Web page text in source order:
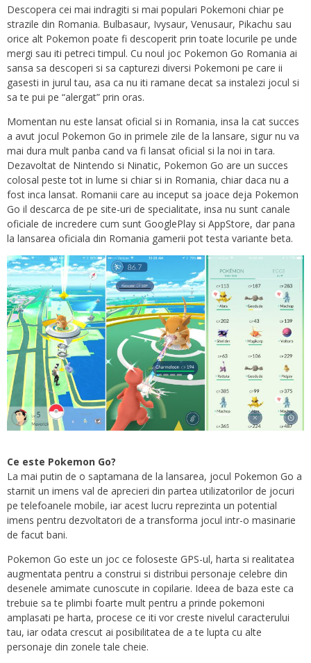
Descopera cei mai indragiti si mai populari Pokemoni chiar pe
strazile din Romania. Bulbasaur, Ivysaur, Venusaur, Pikachu sau
orice alt Pokemon poate fi descoperit prin toate locurile pe unde
mergi sau iti petreci timpul. Cu noul joc Pokemon Go Romania ai
sansa sa descoperi si sa capturezi diversi Pokemoni pe care ii
gasesti in jurul tau, asa ca nu iti ramane decat sa instalezi jocul si
sa te pui pe “alergat” prin oras.
Momentan nu este lansat oficial si in Romania, insa la cat succes
a avut jocul Pokemon Go in primele zile de la lansare, sigur nu va
mai dura mult panba cand va fi lansat oficial si la noi in tara.
Dezavoltat de Nintendo si Ninatic, Pokemon Go are un succes
colosal peste tot in lume si chiar si in Romania, chiar daca nu a
fost inca lansat. Romanii care au inceput sa joace deja Pokemon
Go il descarca de pe site-uri de specialitate, insa nu sunt canale
oficiale de incredere cum sunt GooglePlay si AppStore, dar pana
la lansarea oficiala din Romania gamerii pot testa variante beta.
Ce este Pokemon Go?
La mai putin de o saptamana de la lansarea, jocul Pokemon Go a
starnit un imens val de aprecieri din partea utilizatorilor de jocuri
pe telefoanele mobile, iar acest lucru reprezinta un potential
imens pentru dezvoltatori de a transforma jocul intr-o masinarie
de facut bani.
Pokemon Go este un joc ce foloseste GPS-ul, harta si realitatea
augmentata pentru a construi si distribui personaje celebre din
desenele amimate cunoscute in copilarie. Ideea de baza este ca
trebuie sa te plimbi foarte mult pentru a prinde pokemoni
amplasati pe harta, procese ce iti vor creste nivelul caracterului
tau, iar odata crescut ai posibilitatea de a te lupta cu alte
personaje din zonele tale cheie.